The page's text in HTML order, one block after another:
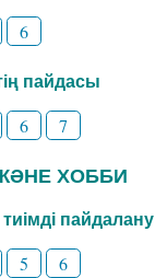
6
пайдасы
6 7
ХОББИ
пайдалану
5 6